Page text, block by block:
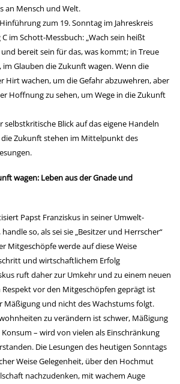
an Mensch und Welt.
zum 19. Sonntag im Jahreskreis
im Schott-Messbuch: „Wach sein heißt
bereit sein für das, was kommt; in Treue
Glauben die Zukunft wagen. Wenn die
Hirt wachen, um die Gefahr abzuwehren, aber
Hoffnung zu sehen, um Wege in die Zukunft
Blick auf das eigene Handeln
Zukunft stehen im Mittelpunkt des
wagen: Leben aus der Gnade und
Papst Franziskus in seiner Umwelt-
handle so, als sei sie „Besitzer und Herrscher“
Mitgeschöpfe werde auf diese Weise
und wirtschaftlichem Erfolg
ruft daher zur Umkehr und zu einem neuen
vor den Mitgeschöpfen geprägt ist
und nicht des Wachstums folgt.
zu verändern ist schwer, Mäßigung
– wird von vielen als Einschränkung
Die Lesungen des heutigen Sonntags
Weise Gelegenheit, über den Hochmut
nachzudenken, mit wachem Auge